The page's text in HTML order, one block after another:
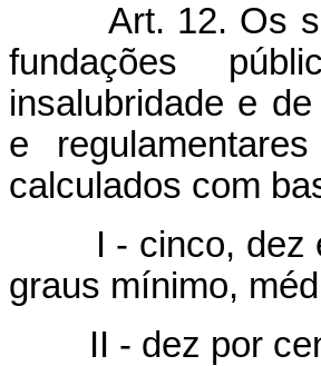
Art. 12. Os
fundações
insalubridade e
e
calculados com
I - cinco, dez e
graus mínimo,
II - dez por